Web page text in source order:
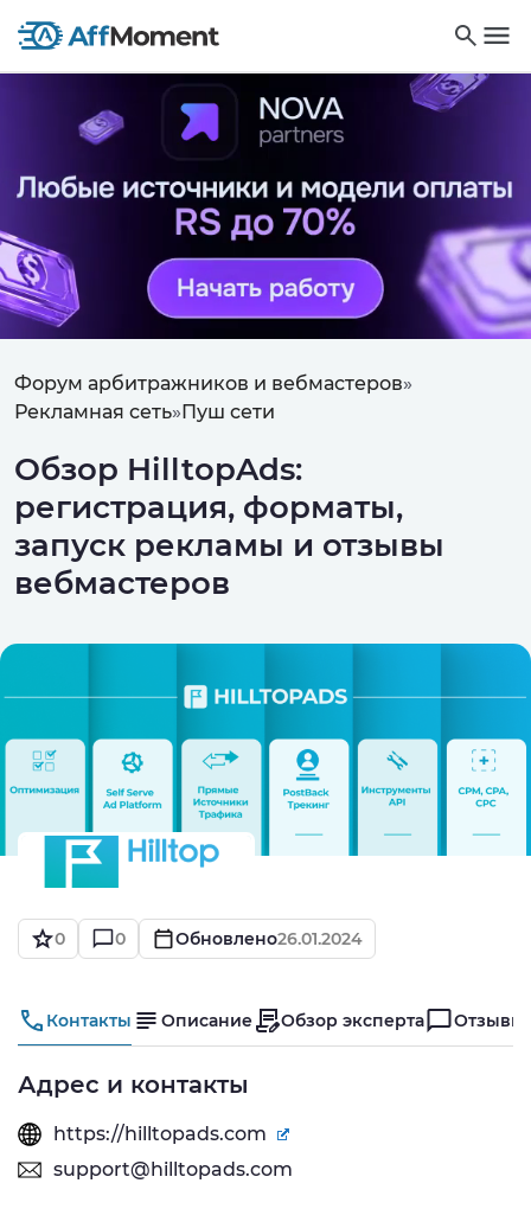
Форум арбитражников и вебмастеров»
Рекламная сеть»Пуш сети
Обзор HilltopAds:
регистрация, форматы,
запуск рекламы и отзывы
вебмастеров
0 0 Обновлено26.01.2024
Контакты Описание Обзор эксперта Отзывы
Адрес и контакты
https://hilltopads.com
support@hilltopads.com